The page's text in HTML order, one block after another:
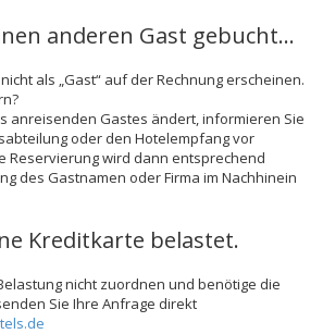
anderen Gast gebucht...
als „Gast“ auf der Rechnung erscheinen.
anreisenden Gastes ändert, informieren Sie
oder den Hotelempfang vor
Reservierung wird dann entsprechend
des Gastnamen oder Firma im Nachhinein
Kreditkarte belastet.
nicht zuordnen und benötige die
Sie Ihre Anfrage direkt